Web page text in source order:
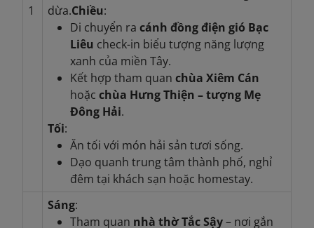
1
dừa.Chiều:
Di chuyển ra cánh đồng điện gió Bạc
Liêu check-in biểu tượng năng lượng
xanh của miền Tây.
Kết hợp tham quan chùa Xiêm Cán
hoặc chùa Hưng Thiện – tượng Mẹ
Đông Hải.
Tối:
Ăn tối với món hải sản tươi sống.
Dạo quanh trung tâm thành phố, nghỉ
đêm tại khách sạn hoặc homestay.
Sáng:
Tham quan nhà thờ Tắc Sậy– nơi gắn